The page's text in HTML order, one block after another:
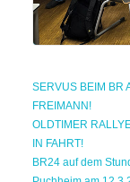
SERVUS BEIM BR
FREIMANN!
OLDTIMER
IN FAHRT!
BR24 auf dem